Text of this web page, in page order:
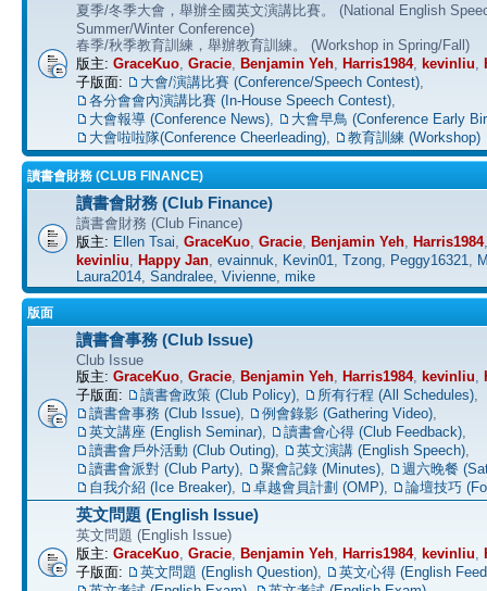
夏季/冬季大會，舉辦全國英文演講比賽。 (National English
Summer/Winter Conference)
春季/秋季教育訓練，舉辦教育訓練。 (Workshop in Spring/Fall)
版主: GraceKuo Gracie Benjamin Yeh Harris1984, kevinliu
子版面:
大會/演講比賽 (Conference/Speech Contest)
各分會會內演講比賽 (In-House Speech Contest)
大會報導 (Conference News)
大會早鳥 (Conference Early
大會啦啦隊(Conference Cheerleading)
教育訓練 (Workshop)
讀書會財務 (CLUB FINANCE)
讀書會財務 (Club Finance)
讀書會財務 (Club Finance)
版主: Ellen Tsai GraceKuo Gracie Benjamin Yeh Harris1984
kevinliu Happy Jan evainnuk Kevin01 Tzong Peggy16321
Laura2014 Sandralee Vivienne mike
版面
讀書會事務 (Club Issue)
Club Issue
版主: GraceKuo Gracie Benjamin Yeh Harris1984, kevinliu
子版面:
讀書會政策 (Club Policy) 所有行程 (All Schedules)
讀書會事務 (Club Issue)
例會錄影 (Gathering Video)
英文講座 (English Seminar)
讀書會心得 (Club Feedback)
讀書會戶外活動 (Club Outing)
英文演講 (English Speech)
讀書會派對 (Club Party)
聚會記錄 (Minutes)
週六晚餐
自我介紹 (Ice Breaker)
卓越會員計劃 (OMP) 論壇技巧
英文問題 (English Issue)
英文問題 (English Issue)
版主: GraceKuo Gracie Benjamin Yeh Harris1984, kevinliu
子版面:
英文問題 (English Question)
英文心得 (English